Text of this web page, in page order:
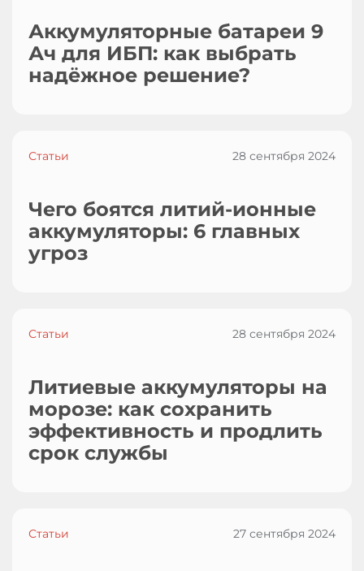
Аккумуляторные батареи 9
Ач для ИБП: как выбрать
надёжное решение?
Статьи 28 сентября 2024
Чего боятся литий-ионные
аккумуляторы: 6 главных
угроз
Статьи 28 сентября 2024
Литиевые аккумуляторы на
морозе: как сохранить
эффективность и продлить
срок службы
Статьи 27 сентября 2024